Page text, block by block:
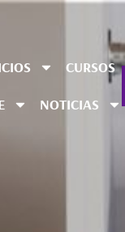
CURSOS
NOTICIAS